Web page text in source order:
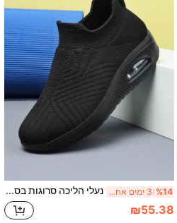
%14 3 ימים אחרונים נעלי הליכה סרוגות בסגנון גרב לנשים עם כרית אוויר וסוליה עבה, נעלי ספורט נוחות
₪55.38